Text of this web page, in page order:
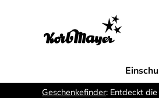
Direkt zum Inhalt
Geschenkefinder: Entdeckt